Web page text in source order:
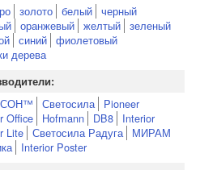
золото белый черный
оранжевый желтый зеленый
синий фиолетовый
дерева
Светосила
Pioneer
Office
Hofmann DB8
Interior
Lite Светосила Радуга
МИРАМ
Interior Poster